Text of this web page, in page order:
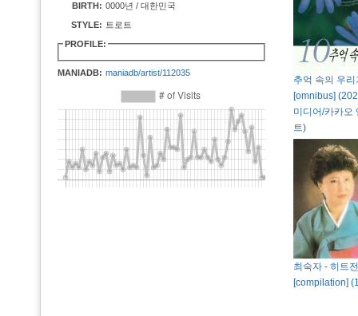
BIRTH: 0000년 / 대한민국
STYLE: 트로트
PROFILE:
MANIADB: maniadb/artist/112035
추억 속의 우
[omnibus]
미디어/카카오
트)
최숙자 - 히트
[compilation]